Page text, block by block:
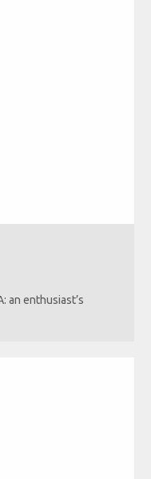
an enthusiast’s